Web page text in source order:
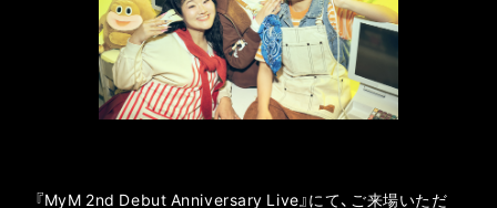
『MyM 2nd Debut Anniversary Live』にて、ご来場いただ